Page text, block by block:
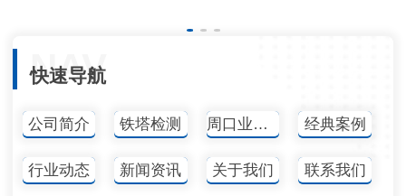
NAV
快速导航
公司简介 铁塔检测 周口业务范围 经典案例
行业动态 新闻资讯 关于我们 联系我们